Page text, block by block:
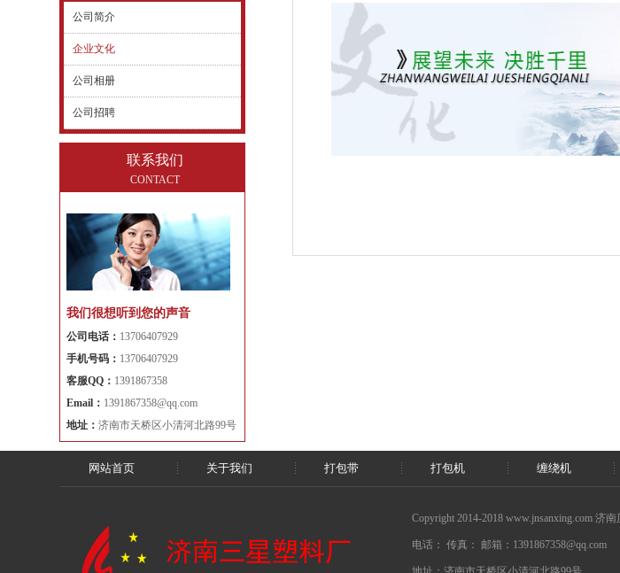
公司简介
企业文化
公司相册
公司招聘
联系我们
CONTACT
我们很想听到您的声音
公司电话： 13706407929
手机号码： 13706407929
客服QQ： 1391867358
Email： 1391867358@qq.com
地址： 济南市天桥区小清河北路99号
网站首页 关于我们 打包带 打包机 缠绕机
Copyright 2014-2018 www.jnsanxing.com 济
电话： 传真： 邮箱：1391867358@qq.com